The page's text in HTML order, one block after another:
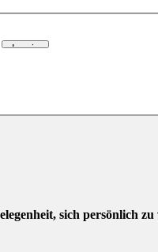
sich persönlich